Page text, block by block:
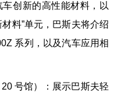
创新的高性能材料，以
料”单元，巴斯夫将介绍
系列，以及汽车应用相
20 号馆）：展示巴斯夫轻